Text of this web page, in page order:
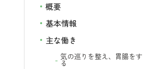
概要
基本情報
主な働き
気の巡りを整え、胃腸を
る